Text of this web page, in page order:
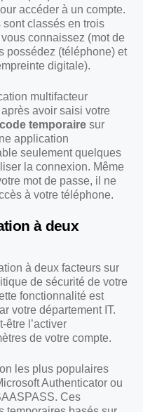
accéder à un compte.
classés en trois
connaissez (mot de
possédez (téléphone) et
digitale).
multifacteur
avoir saisi votre
code temporaire sur
application
seulement quelques
la connexion. Même
mot de passe, il ne
à votre téléphone.
à deux
à deux facteurs sur
de sécurité de votre
fonctionnalité est
votre département IT.
être l’activer
de votre compte.
les plus populaires
Authenticator ou
Ces